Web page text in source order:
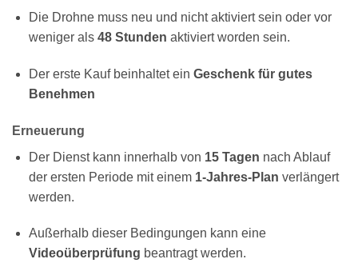
Die Drohne muss neu und nicht aktiviert sein oder vor
weniger als 48 Stunden aktiviert worden sein.
Der erste Kauf beinhaltet ein Geschenk für gutes
Benehmen
Erneuerung
Der Dienst kann innerhalb von 15 Tagen nach Ablauf
der ersten Periode mit einem 1-Jahres-Plan verlängert
werden.
Außerhalb dieser Bedingungen kann eine
Videoüberprüfung beantragt werden.